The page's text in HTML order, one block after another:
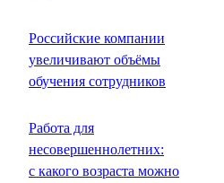
Российские компании
увеличивают объёмы
обучения сотрудников
Работа для
несовершеннолетних:
с какого возраста можно